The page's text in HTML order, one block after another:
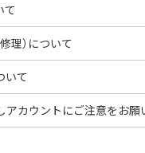
て
理）について
いて
カウントにご注意をお願